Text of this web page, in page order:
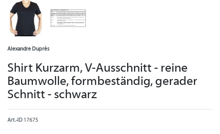
Alexandre Duprés
Shirt Kurzarm, V-Ausschnitt - reine
Baumwolle, formbeständig, gerader
Schnitt - schwarz
Art.-ID 17675